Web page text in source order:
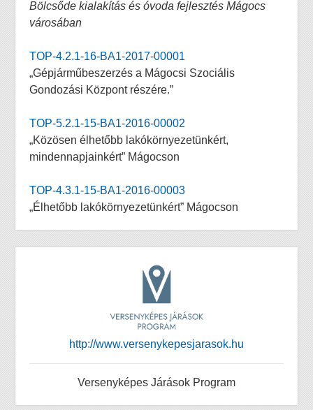
Bölcsőde kialakítás és óvoda fejlesztés Mágocs
városában
TOP-4.2.1-16-BA1-2017-00001
„Gépjárműbeszerzés a Mágocsi Szociális
Gondozási Központ részére.”
TOP-5.2.1-15-BA1-2016-00002
„Közösen élhetőbb lakókörnyezetünkért,
mindennapjainkért” Mágocson
TOP-4.3.1-15-BA1-2016-00003
„Élhetőbb lakókörnyezetünkért” Mágocson
http://www.versenykepesjarasok.hu
Versenyképes Járások Program